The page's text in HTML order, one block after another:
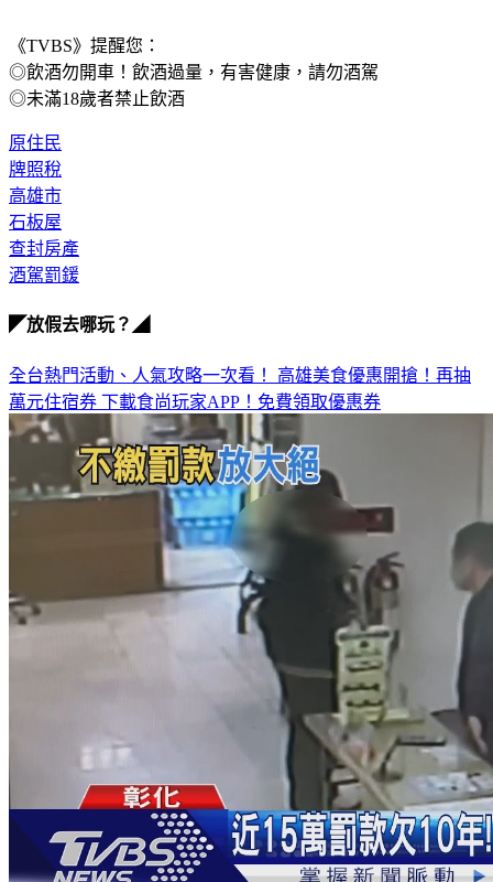
《TVBS》提醒您：
◎飲酒勿開車！飲酒過量，有害健康，請勿酒駕
◎未滿18歲者禁止飲酒
原住民
牌照稅
高雄市
石板屋
查封房產
酒駕罰鍰
◤放假去哪玩？◢
全台熱門活動、人氣攻略一次看！ 高雄美食優惠開搶！再抽
萬元住宿券 下載食尚玩家APP！免費領取優惠券